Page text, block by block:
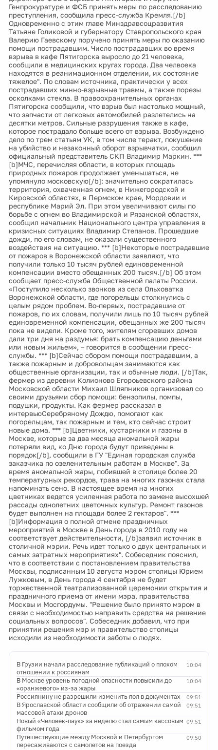
Генпрокуратуре и ФСБ принять меры по расследованию
преступления, сообщила пресс-служба Кремля.[/b]
Одновременно с этим главе Минздравсоцразвития
Татьяне Голиковой и губернатору Ставропольского края
Валерию Гаевскому поручено принять меры по оказанию
помощи пострадавшим. Число пострадавших во время
взрыва в кафе Пятигорска выросло до 21 человека,
сообщили в медицинских кругах города. Два челвоека
находятся в реанимационном отделении, их состояние
тяжелое". По словам источника, практически у всех
пострадавших минно-взрывные травмы, а также порезы
осколками стекла. В правоохранительных органах
Пятигорска сообщили, что взрыв был настолько мощный,
что запчасти от легковых автомобилей разлетелись на
десятки метров. Сильные разрушения также в кафе,
которое пострадало больше всего от взрыва. Возбуждено
дело по трем статьям УК, в том числе теракт, покушение
на убийство и незаконный оборот взрывчатки, сообщил
официальный представитель СКП Владимир Маркин. ***
[b]МЧС, перечисляя области, в которых площадь
природных пожаров продолжает уменьшаться, не
упомянуло московскую[/b]: значительно сократилась
территория, охваченная огнем, в Нижегородской и
Кировской областях, в Пермском крае, Мордовии и
республике Марий Эл. При этом увеличивают силы по
борьбе с огнем во Владимирской и Рязанской областях,
сообщил начальник Национального центра управления в
кризисных ситуациях Владимир Степанов. Прошедшие
дожди, по его словам, не оказали существенного
воздействия на ситуацию. *** [b]Некоторые пострадавшие
от пожаров в Воронежской области заявляют, что
получили только 10 тысяч рублей единовременной
компенсации вместо обещанных 200 тысяч.[/b] Об этом
сообщает пресс-служба Общественной палаты России.
«Поступило несколько звонков из села Ольховатка
Воронежской области, где погорельцы столкнулись с
целым рядом проблем. Во-первых, пострадавшие от
пожаров, по их словам, получили лишь по 10 тысяч рублей
единовременной компенсации, обещанных же 200 тысяч
пока не видели. Кроме того, жителям сгоревших домов
дали три дня на раздумья: брать компенсацию деньгами
или новым жильем», – говорится в сообщении пресс-
службы. *** [b]Сейчас сбором помощи пострадавшим, а
также пожарным и добровольцам занимаются как
общественные организации, так и обычные люди. [/b]Так,
фермер из деревни Колионово Егороьевского района
Московской области Михаил Шляпников организовал со
своими друзьями сбор помощи: бензопилы, помпы,
подушки, продукты. Как фермер рассказал в
интервьюСеребряному Дождю, помогают как
погорельцам, так пожарным и тем, кто сейчас строит
новые дома. *** [b]Цветники, кустарники и газоны в
Москве, которые за два месяца аномальной жары
потеряли вид, ко Дню города будут приведены в
порядок[/b], сообщили в ГУ "Единая городская служба
заказчика по озеленительным работам в Москве". За
время аномальной жары, побившей в столице более 20
температурных рекордов, трава на многих газонах стала
напоминать сено. В настоящее время на многих
цветниках ведется усиленная работа по замене высохшей
рассады однолетних цветочных культур. Ремонт газонов
будет выполнен на площади более 2 гектаров". ***
[b]Информация о полной отмене праздничных
мероприятий в Москве в День города в 2010 году не
соответствует действительности, [/b]заявил источник в
столичной мэрии. Речь идет только о двух центральных и
самых затратных мероприятиях". Собеседник пояснил,
что в соответствии с постановлением правительства
Москвы, подписанным 10 августа мэром столицы Юрием
Лужковым, в День города 4 сентября не будет
торжественной театрализованной церемонии открытия и
праздничного приема от имени мэра, правительства
Москвы и Мосгордумы. "Решение было принято мэром в
связи с необходимостью направить средства на решение
социальных вопросов". Собеседник добавил, что при
принятии решения мэр и правительство столицы
исходили из необходимости заботы о людях.
10:04
В Грузии начали расследование публикаций о плохом
отношении к россиянам
10:04
В Москве уровень погодной опасности повысили до
«оранжевого» из-за жары
09:51
Россиянину не разрешили изменить пол в документах
09:51
В Ярославской области сообщили об отражении самой
массовой атаки дронов
09:51
Новый «Человек-паук» за неделю стал самым кассовым
фильмом года
09:50
Путешествующие между Москвой и Петербургом
пересаживаются с самолетов на поезда